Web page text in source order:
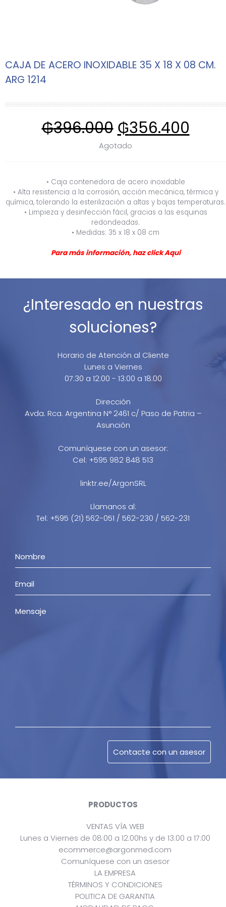
CAJA DE ACERO INOXIDABLE 35 X 18 X 08 CM.
ARG 1214
₲396.000 ₲356.400
Agotado
• Caja contenedora de acero inoxidable
• Alta resistencia a la corrosión, acción mecánica, térmica y
química, tolerando la esterilización a altas y bajas temperaturas.
• Limpieza y desinfección fácil, gracias a las esquinas
redondeadas.
• Medidas: 35 x 18 x 08 cm
Para más información, haz clickAqui
¿Interesado en nuestras
soluciones?
Horario de Atención al Cliente
Lunes a Viernes
07:30 a 12:00 - 13:00 a 18:00
Dirección
Avda. Rca. Argentina N° 2461 c/ Paso de Patria –
Asunción
Comuníquese con un asesor:
Cel: +595 982 848 513
linktr.ee/ArgonSRL
Llamanos al:
Tel: +595 (21) 562-051 / 562-230 / 562-231
PRODUCTOS
VENTAS VÍA WEB
Lunes a Viernes de 08:00 a 12:00hs y de 13:00 a 17:00
ecommerce@argonmed.com
Comuníquese con un asesor
LA EMPRESA
TÉRMINOS Y CONDICIONES
POLITICA DE GARANTIA